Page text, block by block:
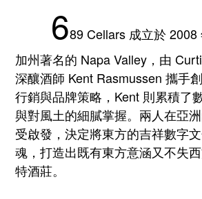
689 Cellars 成立於 2008
加州著名的 Napa Valley，由
深釀酒師 Kent Rasmussen 攜手
行銷與品牌策略，Kent 則累積了
與對風土的細膩掌握。兩人在亞
受啟發，決定將東方的吉祥數字
魂，打造出既有東方意涵又不失
特酒莊。